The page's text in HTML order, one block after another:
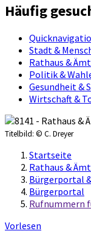
Häufig
Stadt &
Rathaus &
Politik &
Gesundheit &
Wirtschaft &
Titelbild: © C. Dreyer
Startseite
Rathaus &
Bürgerportal
Bürgerportal
Rufnummern
Vorlesen